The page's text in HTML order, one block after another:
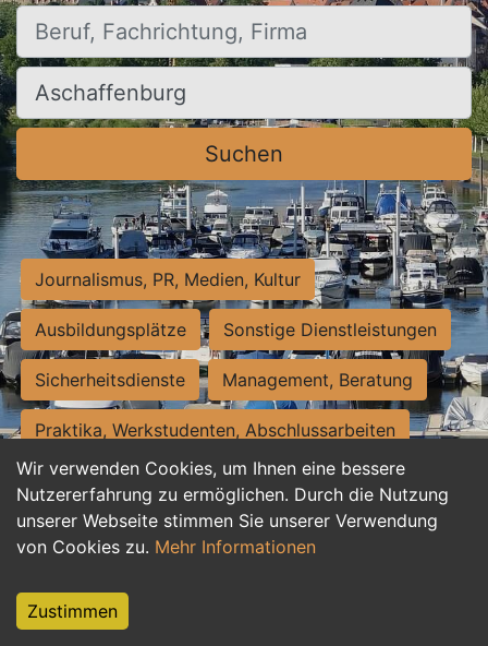
Wir verwenden Cookies, um Ihnen eine bessere
Nutzererfahrung zu ermöglichen. Durch die Nutzung
unserer Webseite stimmen Sie unserer Verwendung
von Cookies zu. Mehr Informationen
Zustimmen
Beruf, Fachrichtung, Firma
Ort, Stadt
Suchen
Journalismus, PR, Medien, Kultur
Ausbildungsplätze Sonstige Dienstleistungen
Sicherheitsdienste Management, Beratung
Praktika, Werkstudenten, Abschlussarbeiten
Personalwesen Assistenz, Sekretariat
Hilfskräfte, Aushilfs- und Nebenjobs
Weiterbildung, Studium, duale Ausbildung